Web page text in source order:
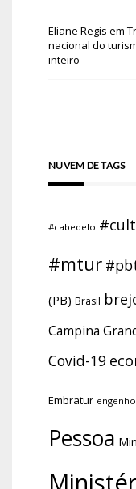
Eliane Regis em
nacional do
inteiro
NUVEM DE TAGS
#cabedelo
#mtur
(PB) Brasil
Campina
Covid-19
Embratur
Pessoa